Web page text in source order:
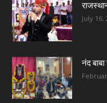
July 16,
नंद बाबा